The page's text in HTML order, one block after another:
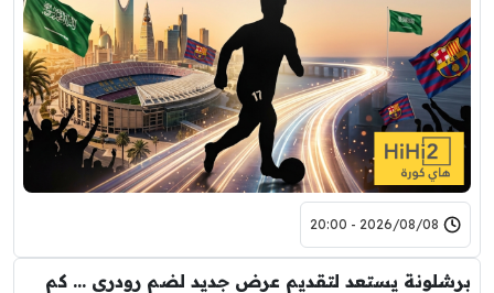
2026/08/08 - 20:00
برشلونة يستعد لتقديم عرض جديد لضم رودري … كم